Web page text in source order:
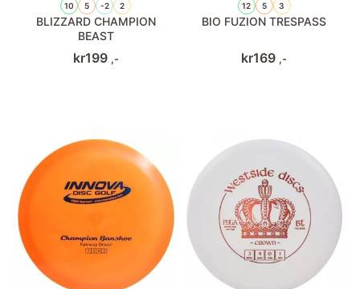
10 5 -2 2
BLIZZARD CHAMPION
BEAST
kr199 ,-
12 5 3
BIO FUZION TRESPASS
kr169 ,-